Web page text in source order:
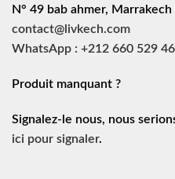
N° 49 bab ahmer, Marrakech
contact@livkech.com
WhatsApp : +212 660 529
Produit manquant ?
Signalez-le nous, nous
ici pour signaler.